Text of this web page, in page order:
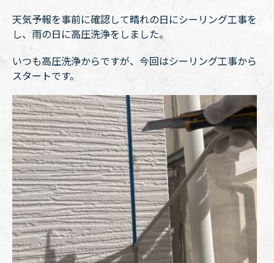
天気予報を事前に確認して晴れの日にシーリング工事を
し、雨の日に高圧洗浄をしました。
いつも高圧洗浄からですが、今回はシーリング工事から
スタートです。